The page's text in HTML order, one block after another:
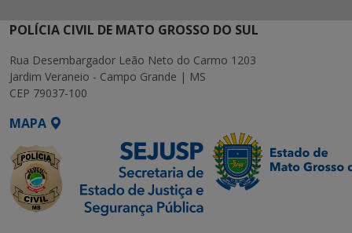
POLÍCIA CIVIL DE MATO GROSSO DO SUL
Rua Desembargador Leão Neto do Carmo 1203
Jardim Veraneio - Campo Grande | MS
CEP 79037-100
MAPA